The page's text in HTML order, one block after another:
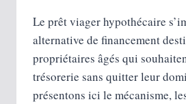
Le prêt viager hypothécaire
alternative de financement
propriétaires âgés qui
trésorerie sans quitter leur
présentons ici le mécanisme,